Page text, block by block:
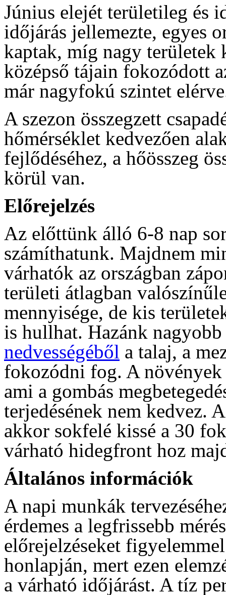
Június elejét területileg és
időjárás jellemezte, egyes
kaptak, míg nagy területek
középső tájain fokozódott
már nagyfokú szintet
A szezon összegzett
hőmérséklet kedvezően
fejlődéséhez, a hőösszeg
körül van.
Előrejelzés
Az előttünk álló 6-8 nap
számíthatunk. Majdnem
várhatók az országban
területi átlagban
mennyisége, de kis
is hullhat. Hazánk
nedvességéből a talaj, a
fokozódni fog. A
ami a gombás
terjedésének nem kedvez.
akkor sokfelé kissé a 30
várható hidegfront hoz
Általános információk
A napi munkák
érdemes a legfrissebb
előrejelzéseket
honlapján, mert ezen
a várható időjárást. A tíz